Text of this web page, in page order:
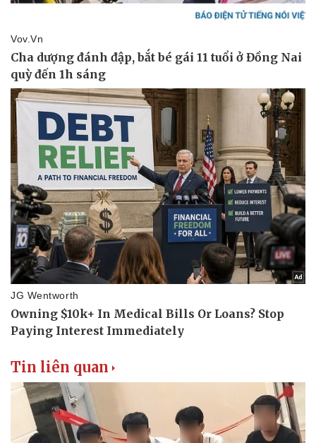
Thể thao
Bóng đá
Thế giới thể thao
eSports
Hậu trường
Ô tô - Xe máy
Ô tô
Tin liên quan